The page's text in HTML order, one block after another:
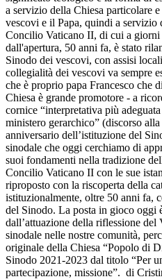
a servizio della Chiesa particolare
vescovi e il Papa, quindi a
Concilio Vaticano II, di cui a giorni
dall'apertura, 50 anni fa, è stato
Sinodo dei vescovi, con assisi
collegialità dei vescovi va sempre
che è proprio papa Francesco che
Chiesa è grande promotore - a
cornice “interpretativa più
ministero gerarchico” (discorso
anniversario dell’istituzione del
sinodale che oggi cerchiamo di
suoi fondamenti nella tradizione
Concilio Vaticano II con le sue
riproposto con la riscoperta della
istituzionalmente, oltre 50 anni fa,
del Sinodo. La posta in gioco oggi
dall’attuazione della riflessione
sinodale nelle nostre comunità,
originale della Chiesa “Popolo di
Sinodo 2021-2023 dal titolo “Per
partecipazione, missione”. di